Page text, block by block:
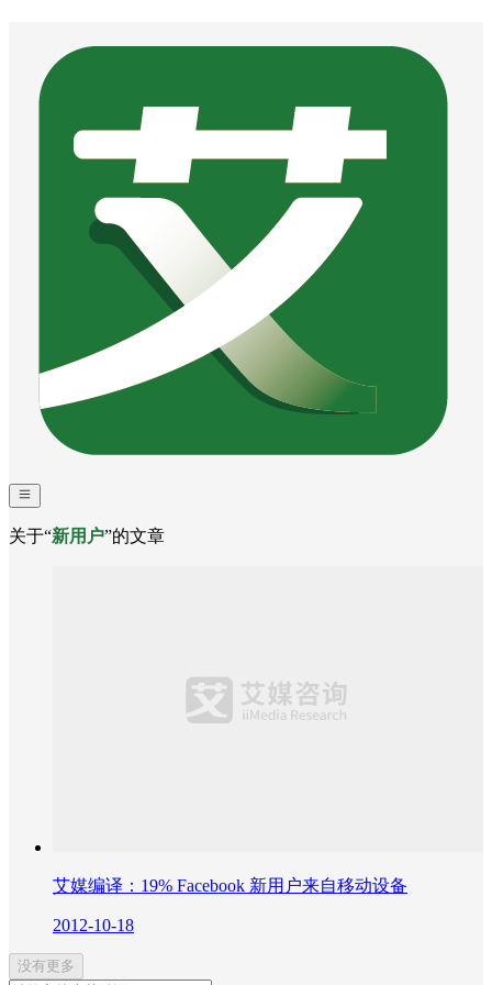
关于“新用户”的文章
艾媒编译：19% Facebook 新用户来自移动设备
2012-10-18
没有更多